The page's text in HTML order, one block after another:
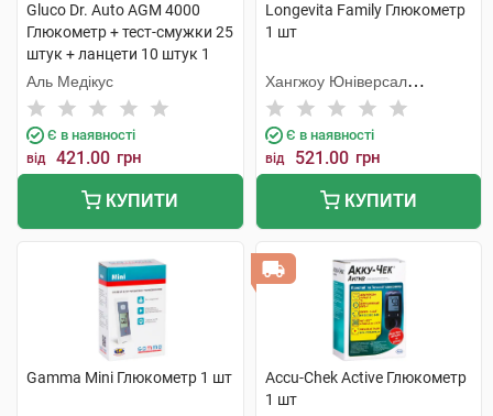
Gluco Dr. Auto AGM 4000
Глюкометр + тест-смужки 25
штук + ланцети 10 штук 1
набір
Аль Медікус
Є в наявності
від 421.00 грн
КУПИТИ
Longevita Family Глюкометр
1 шт
Хангжоу Юніверсал
Електронік
Є в наявності
від 521.00 грн
КУПИТИ
Gamma Mini Глюкометр 1 шт
Accu-Chek Active Глюкометр
1 шт